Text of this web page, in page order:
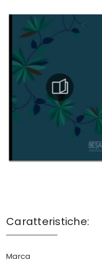
Caratteristiche:
Marca